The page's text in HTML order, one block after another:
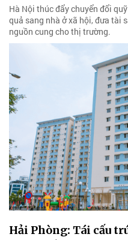
Hà Nội thúc đẩy chuyển đổi
quả sang nhà ở xã hội, đưa tài
nguồn cung cho thị trường.
Hải Phòng: Tái cấu